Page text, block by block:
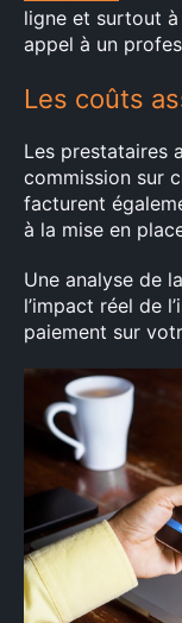
ligne et surtout à
appel à un
Les coûts
Les prestataires
commission sur
facturent
à la mise en
Une analyse de
l’impact réel de
paiement sur